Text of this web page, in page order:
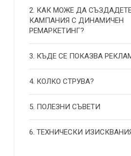
2. КАК МОЖЕ ДА
КАМПАНИЯ С ДИНАМИЧЕН
РЕМАРКЕТИНГ?
3. КЪДЕ СЕ ПОКАЗВА
4. КОЛКО СТРУВА?
5. ПОЛЕЗНИ СЪВЕТИ
6. ТЕХНИЧЕСКИ